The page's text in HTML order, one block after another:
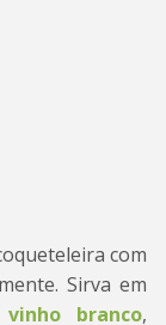
com
Sirva em
branco,